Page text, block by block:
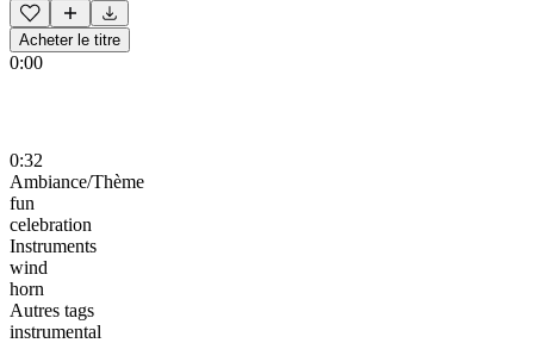
Acheter le titre
0:00
0:32
Ambiance/Thème
fun
celebration
Instruments
wind
horn
Autres tags
instrumental